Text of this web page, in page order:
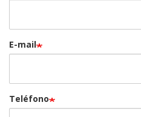
E-mail
Teléfono